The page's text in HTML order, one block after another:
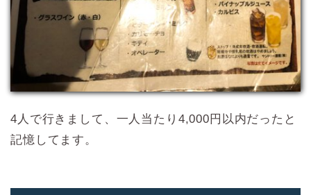
4人で行きまして、一人当たり4,000円以内だったと
記憶してます。